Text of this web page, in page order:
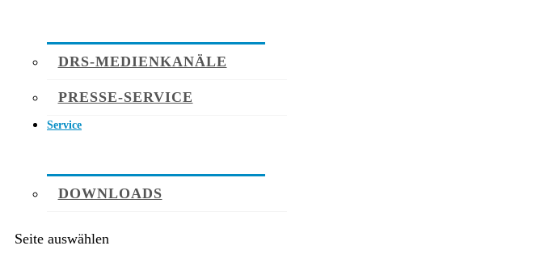
DRS-MEDIENKANÄLE
PRESSE-SERVICE
Service
DOWNLOADS
Seite auswählen